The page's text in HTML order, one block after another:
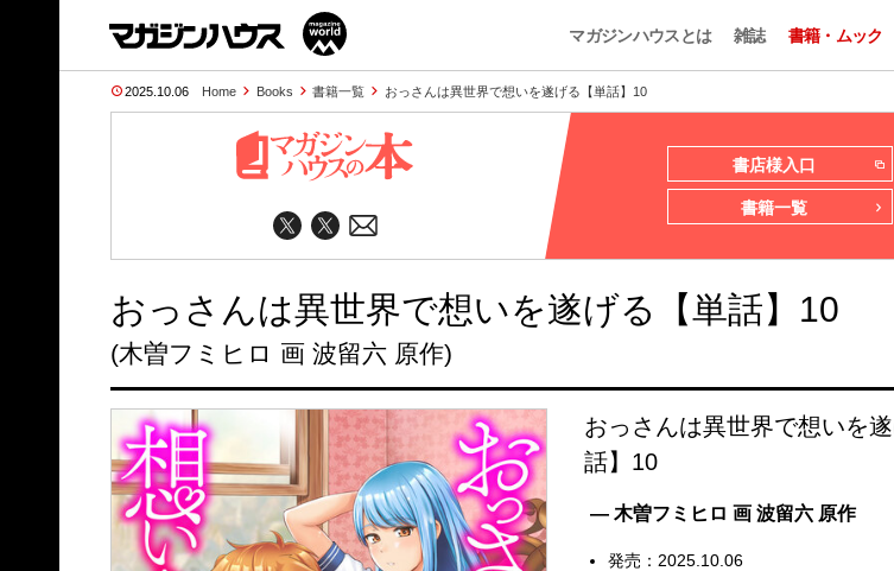
マガジンハウスとは 雑誌 書籍・ムック
2025.10.06 Home Books 書籍一覧 おっさんは異世界で想いを遂げる【単話】10
書店様入口
書籍一覧
おっさんは異世界で想いを遂げる【単話】10
(木曽フミヒロ 画 波留六 原作)
おっさんは異世界で想いを
話】10
— 木曽フミヒロ 画 波留六 原作
発売：2025.10.06